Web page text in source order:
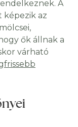
A
képezik az
ők állnak a
várható